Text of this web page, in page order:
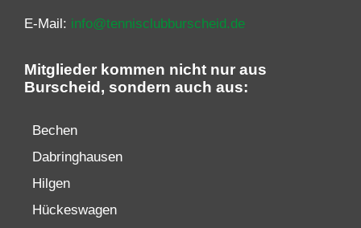
E-Mail: info@tennisclubburscheid.de
Mitglieder kommen nicht nur aus
Burscheid, sondern auch aus:
Bechen
Dabringhausen
Hilgen
Hückeswagen